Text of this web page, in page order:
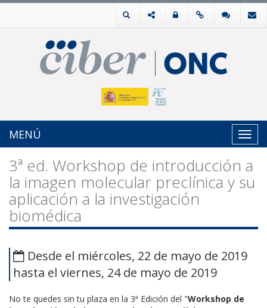
MENÚ
3ª ed. Workshop de introducción a
la imagen molecular preclínica y su
aplicación a la investigación
biomédica
Desde el miércoles, 22 de mayo de 2019
hasta el viernes, 24 de mayo de 2019
No te quedes sin tu plaza en la 3ª Edición del "Workshop de